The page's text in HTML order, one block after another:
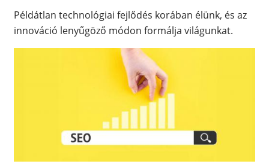
Példátlan technológiai fejlődés korában élünk, és az
innováció lenyűgöző módon formálja világunkat.